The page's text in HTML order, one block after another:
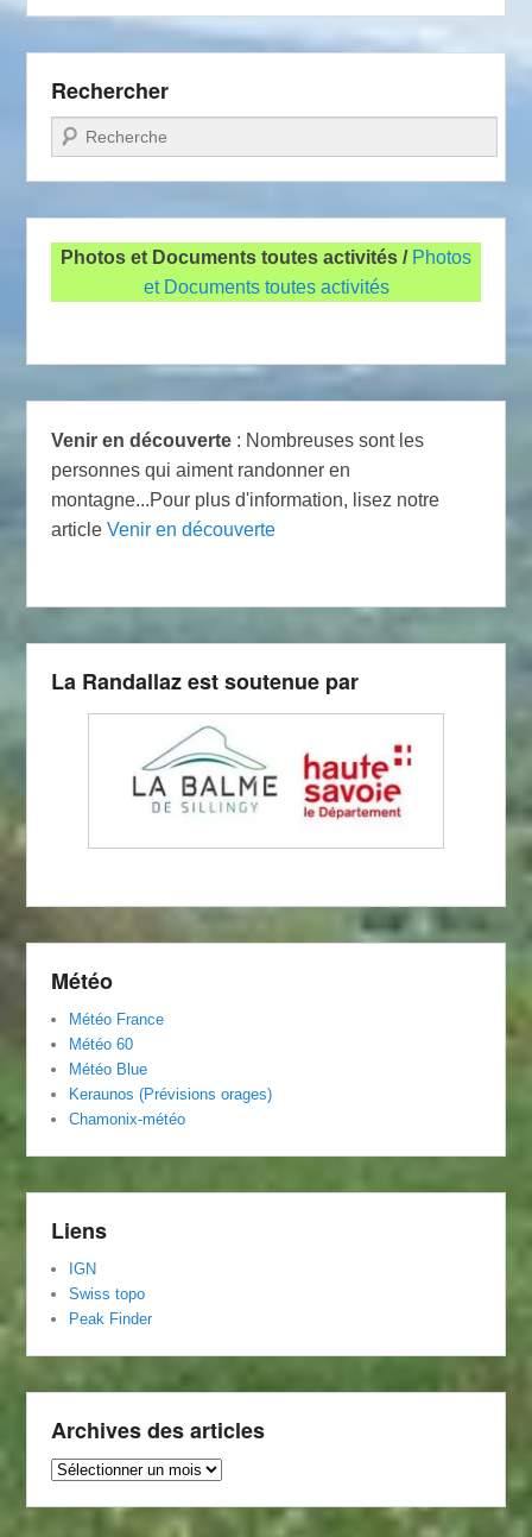
Rechercher
Recherche
Photos et Documents toutes activités / Photos
et Documents toutes activités
Venir en découverte : Nombreuses sont les
personnes qui aiment randonner en
montagne...Pour plus d'information, lisez notre
articleVenir en découverte
La Randallaz est soutenue par
Météo
Météo France
Météo 60
Météo Blue
Keraunos (Prévisions orages)
Chamonix-météo
Liens
IGN
Swiss topo
Peak Finder
Archives des articles
Archives